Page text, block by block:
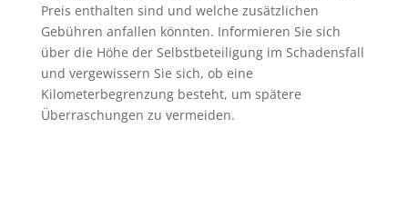
Preis enthalten sind und welche zusätzlichen
Gebühren anfallen könnten. Informieren Sie sich
über die Höhe der Selbstbeteiligung im Schadensfall
und vergewissern Sie sich, ob eine
Kilometerbegrenzung besteht, um spätere
Überraschungen zu vermeiden.